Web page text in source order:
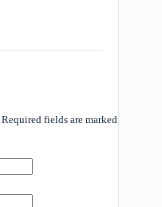
Required fields are marked